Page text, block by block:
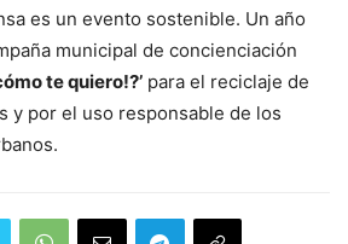
es un evento sostenible. Un año
municipal de concienciación
te quiero!?’ para el reciclaje de
y por el uso responsable de los